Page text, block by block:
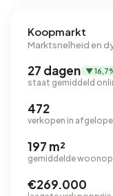
Koopmarkt
Marktsnelheid en
27 dagen ▼
staat gemiddeld
472
verkopen in
197 m²
gemiddelde
€269.000